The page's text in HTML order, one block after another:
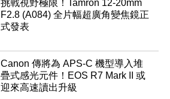
挑戰視野極限！Tamron 12-20mm
F2.8 (A084) 全片幅超廣角變焦鏡正
式發表
Canon 傳將為 APS-C 機型導入堆
疊式感光元件！EOS R7 Mark II 或
迎來高速讀出升級